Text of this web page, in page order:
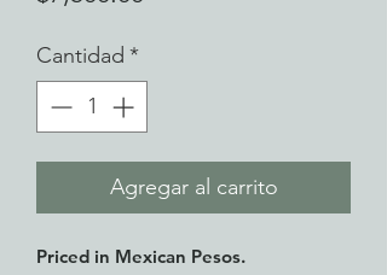
Cantidad *
Agregar al carrito
Priced in Mexican Pesos.